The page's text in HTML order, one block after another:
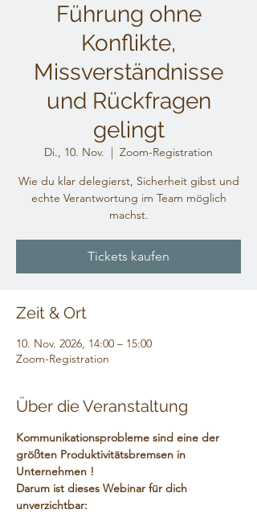
Führung ohne
Konflikte,
Missverständnisse
und Rückfragen
gelingt
Di., 10. Nov.
  |
Zoom-Registration
Wie du klar delegierst, Sicherheit gibst und
echte Verantwortung im Team möglich
machst.
Tickets kaufen
Zeit & Ort
10. Nov. 2026, 14:00 – 15:00
Zoom-Registration
Über die Veranstaltung
Kommunikationsprobleme sind eine der
größten Produktivitätsbremsen in
Unternehmen !
Darum ist dieses Webinar für dich
unverzichtbar: